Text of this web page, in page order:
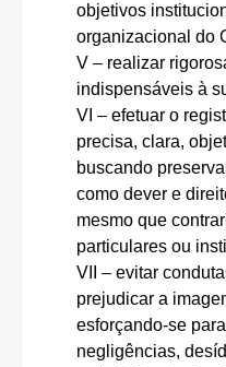
objetivos
organizacional do
V – realizar
indispensáveis à
VI – efetuar o
precisa, clara,
buscando
como dever e
mesmo que
particulares ou
VII – evitar
prejudicar a
esforçando-se
negligências,